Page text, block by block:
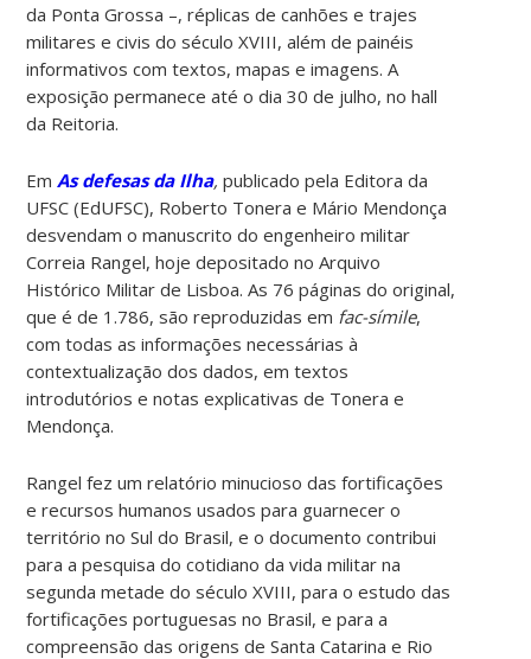
da Ponta Grossa –, réplicas de canhões e trajes
militares e civis do século XVIII, além de painéis
informativos com textos, mapas e imagens. A
exposição permanece até o dia 30 de julho, no hall
da Reitoria.
EmAs defesas da Ilha, publicado pela Editora da
UFSC (EdUFSC), Roberto Tonera e Mário Mendonça
desvendam o manuscrito do engenheiro militar
Correia Rangel, hoje depositado no Arquivo
Histórico Militar de Lisboa. As 76 páginas do original,
que é de 1.786, são reproduzidas em fac-símile,
com todas as informações necessárias à
contextualização dos dados, em textos
introdutórios e notas explicativas de Tonera e
Mendonça.
Rangel fez um relatório minucioso das fortificações
e recursos humanos usados para guarnecer o
território no Sul do Brasil, e o documento contribui
para a pesquisa do cotidiano da vida militar na
segunda metade do século XVIII, para o estudo das
fortificações portuguesas no Brasil, e para a
compreensão das origens de Santa Catarina e Rio